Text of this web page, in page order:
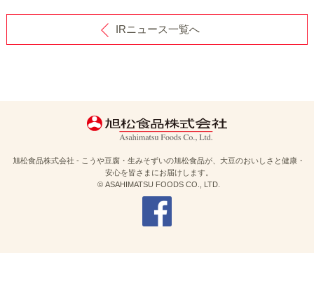
IRニュース一覧へ
旭松食品株式会社 - こうや豆腐・生みそずいの旭松食品が、大豆のおいしさと健康・
安心を皆さまにお届けします。
© ASAHIMATSU FOODS CO., LTD.